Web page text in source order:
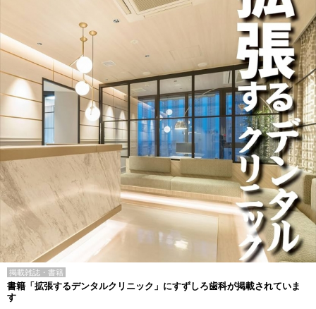
掲載雑誌・書籍
書籍「拡張するデンタルクリニック」にすずしろ歯科が掲載されていま
す